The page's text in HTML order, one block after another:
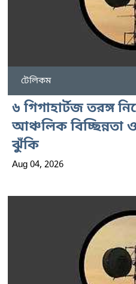
টেলিকম
৬ গিগাহার্টজ তরঙ্গ
আঞ্চলিক বিচ্ছিন্নতা
ঝুঁকি
Aug 04, 2026